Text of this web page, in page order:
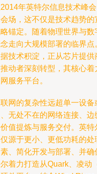
年英特尔信息技术峰
场，这不仅是技术趋势
锚定。随着物理世界与
走向大规模部署的临界
技术积淀，正从芯片提
动者深刻转型，其核心
服务平台。
网的复杂性远超单一设
无处不在的网络连接、
值提炼与服务交付。英
源于更小、更低功耗的
、简化开发与部署、并
着力打造从Quark、凌动